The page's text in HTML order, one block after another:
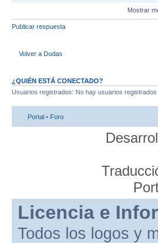
Mostrar
Publicar respuesta
Volver a Dudas
¿QUIÉN ESTÁ CONECTADO?
Usuarios registrados: No hay usuarios
Portal • Foro
Licencia e
Todos los logos y